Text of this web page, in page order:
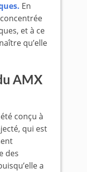
En
et à ce
qu’elle
AMX
conçu à
qui est
des
a